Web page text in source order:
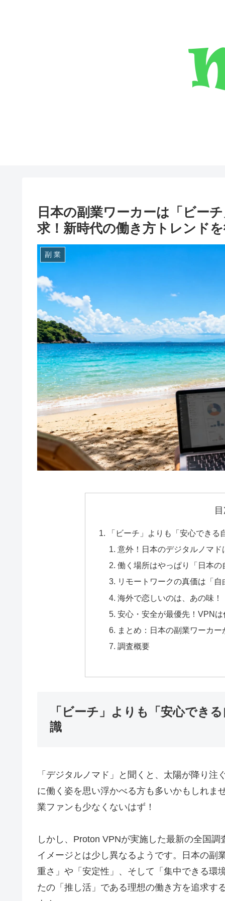
日本の副業ワーカーは「ビー
求！新時代の働き方トレンド
副 業
「ビーチ」よりも「安心でき
意外！日本のデジタルノマ
働く場所はやっぱり「日本
リモートワークの真価は「
海外で恋しいのは、あの味
安心・安全が最優先！VPN
まとめ：日本の副業ワーカ
調査概要
「ビーチ」よりも「安心でき
識
「デジタルノマド」と聞くと、太陽が降り
に働く姿を思い浮かべる方も多いかもしれま
業ファンも少なくないはず！
しかし、Proton VPNが実施した最新の全国
イメージとは少し異なるようです。日本の副
重さ」や「安定性」、そして「集中できる環
たの「推し活」である理想の働き方を追求す